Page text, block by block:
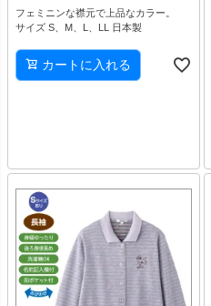
フェミニンな襟元で上品なカラー。
サイズ S、M、L、LL 日本製
カートに入れる